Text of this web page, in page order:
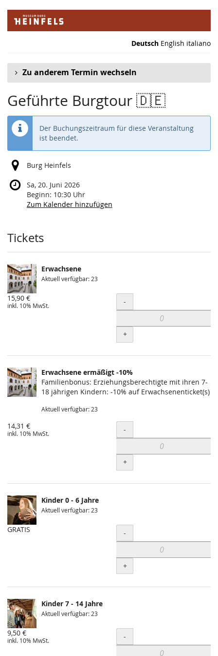
Zum
Haupt-
Deutsch English italiano
Zu anderem Termin wechseln
Geführte Burgtour 🇩🇪
Der Buchungszeitraum für diese Veranstaltung
ist beendet.
Burg Heinfels
Sa, 20. Juni 2026
Beginn: 10:30 Uhr
Zum Kalender hinzufügen
Produkte
Tickets
Erwachsene
Aktuell verfügbar: 23
15,90 €
inkl. 10% MwSt. Menge
-
+
Erwachsene ermäßigt -10%
Familienbonus: Erziehungsberechtigte mit ihren 7-
18 jährigen Kindern: -10% auf Erwachsenenticket(s)
Aktuell verfügbar: 23
14,31 €
inkl. 10% MwSt. Menge
-
+
Kinder 0 - 6 Jahre
Aktuell verfügbar: 23
GRATIS Menge
-
+
Kinder 7 - 14 Jahre
Aktuell verfügbar: 23
9,50 €
inkl. 10% MwSt. Menge
-